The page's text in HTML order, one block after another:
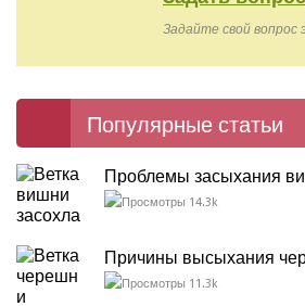
Задайте свой вопрос
Популярные статьи
Проблемы засыхания
14.3k
Причины высыхания
11.3k